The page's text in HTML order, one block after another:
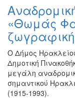
ΗΜΕΡΟΛΟΓΙΟ
ΕΚΔΗΛΩΣΕΩΝ
-
Βιβλίο
Ζωγραφική
«Θωμάς
Ο Δήμος
Δημοτική
μεγάλη
σημαντικού
(1915-1993).